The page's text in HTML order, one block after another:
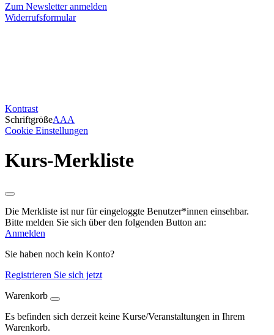
Zum Newsletter anmelden
Widerrufsformular
Kontrast
SchriftgrößeAAA
Cookie Einstellungen
Kurs-Merkliste
Die Merkliste ist nur für eingeloggte Benutzer*innen einsehbar.
Bitte melden Sie sich über den folgenden Button an:
Anmelden
Sie haben noch kein Konto?
Registrieren Sie sich jetzt
Warenkorb
Es befinden sich derzeit keine Kurse/Veranstaltungen in Ihrem
Warenkorb.